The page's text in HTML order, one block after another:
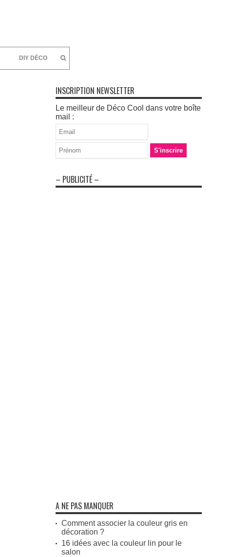
DIY DÉCO
INSCRIPTION NEWSLETTER
Le meilleur de Déco Cool dans votre boîte
mail :
– PUBLICITÉ –
A NE PAS MANQUER
Comment associer la couleur gris en
décoration ?
16 idées avec la couleur lin pour le
salon